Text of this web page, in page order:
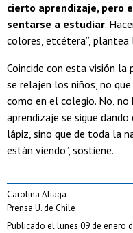
cierto aprendizaje, pero
sentarse a estudiar.
colores, etcétera”, plantea
Coincide con esta visión la
se relajen los niños, no
como en el colegio. No, no
aprendizaje se sigue
lápiz, sino que de toda la
están viendo”, sostiene.
Carolina Aliaga
Prensa U. de Chile
Publicado el lunes 09 de enero